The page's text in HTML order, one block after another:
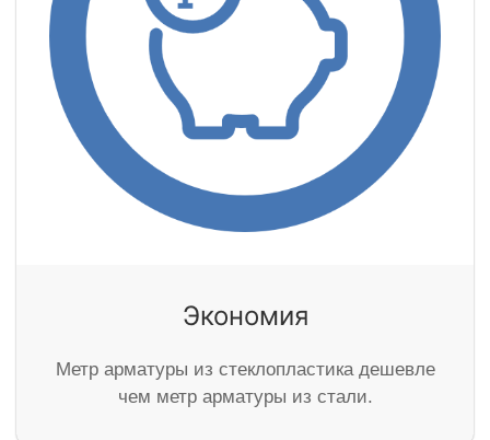
Экономия
Метр арматуры из стеклопластика дешевле
чем метр арматуры из стали.